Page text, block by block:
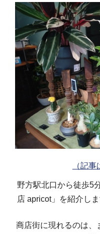
（記事
野方駅北口から徒歩5
店 apricot」を紹介しま
商店街に現れるのは、